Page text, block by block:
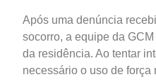
Após uma denúncia
socorro, a equipe da
da residência. Ao tentar
necessário o uso de